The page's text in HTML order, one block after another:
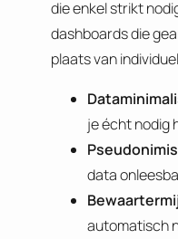
die enkel strikt
dashboards die
plaats van
je écht nodig
data
automatisch